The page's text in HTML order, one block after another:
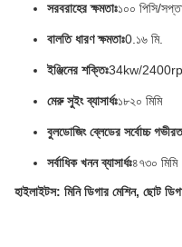
সরবরাহের ক্ষমতাঃ১০০ পিসি/
বালতি ধারণ ক্ষমতাঃ0.১৬ মি.
ইঞ্জিনের শক্তিঃ34kw/
মেরু সুইং ব্যাসার্ধঃ১৮২০ মিমি
বুলডোজিং ব্লেডের সর্বোচ্চ
সর্বাধিক খনন ব্যাসার্ধঃ৪৭৩০ মিমি
হাইলাইটস: মিনি ডিগার মেশিন, ছোট